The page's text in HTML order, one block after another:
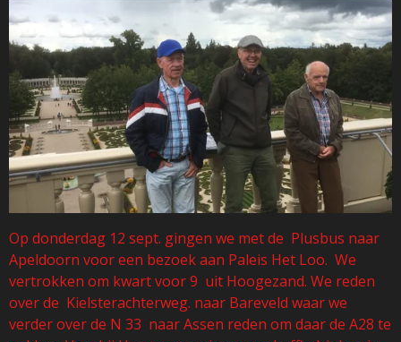
Op donderdag 12 sept. gingen we met de Plusbus naar
Apeldoorn voor een bezoek aan Paleis Het Loo. We
vertrokken om kwart voor 9 uit Hoogezand. We reden
over de Kielsterachterweg. naar Bareveld waar we
verder over de N 33 naar Assen reden om daar de A28 te